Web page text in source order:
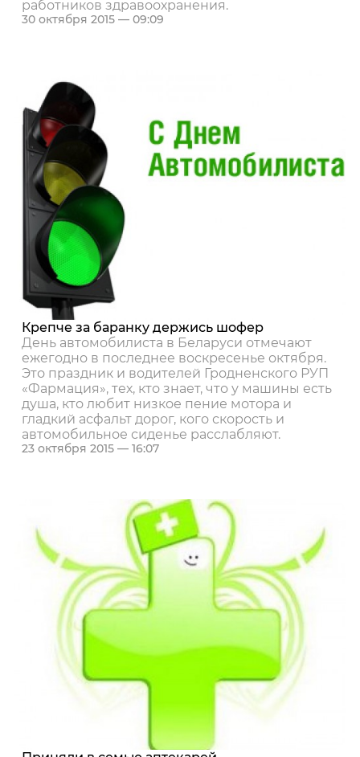
работников здравоохранения.
30 октября 2015 — 09:09
Крепче за баранку держись шофер
День автомобилиста в Беларуси отмечают
ежегодно в последнее воскресенье октября.
Это праздник и водителей Гродненского РУП
«Фармация», тех, кто знает, что у машины есть
душа, кто любит низкое пение мотора и
гладкий асфальт дорог, кого скорость и
автомобильное сиденье расслабляют.
23 октября 2015 — 16:07